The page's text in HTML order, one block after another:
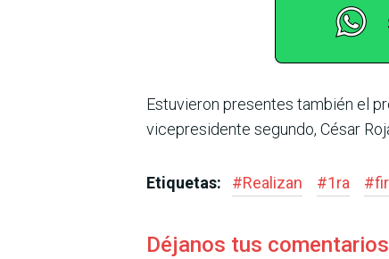
Estuvieron presentes tam­bién el
vicepre­sidente segundo, César
Etiquetas: #Realizan #1ra #
Déjanos tus